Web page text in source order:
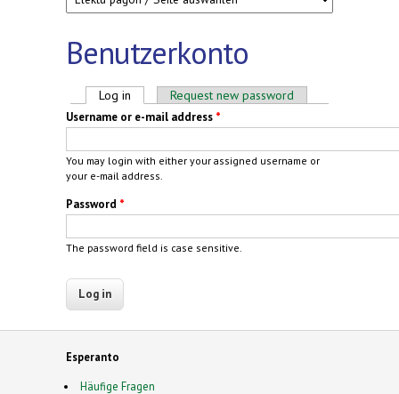
Benutzerkonto
Primary tabs
Log in (active tab)Request new password
Username or e-mail address *
You may login with either your assigned username or
your e-mail address.
Password *
The password field is case sensitive.
Esperanto
Häufige Fragen